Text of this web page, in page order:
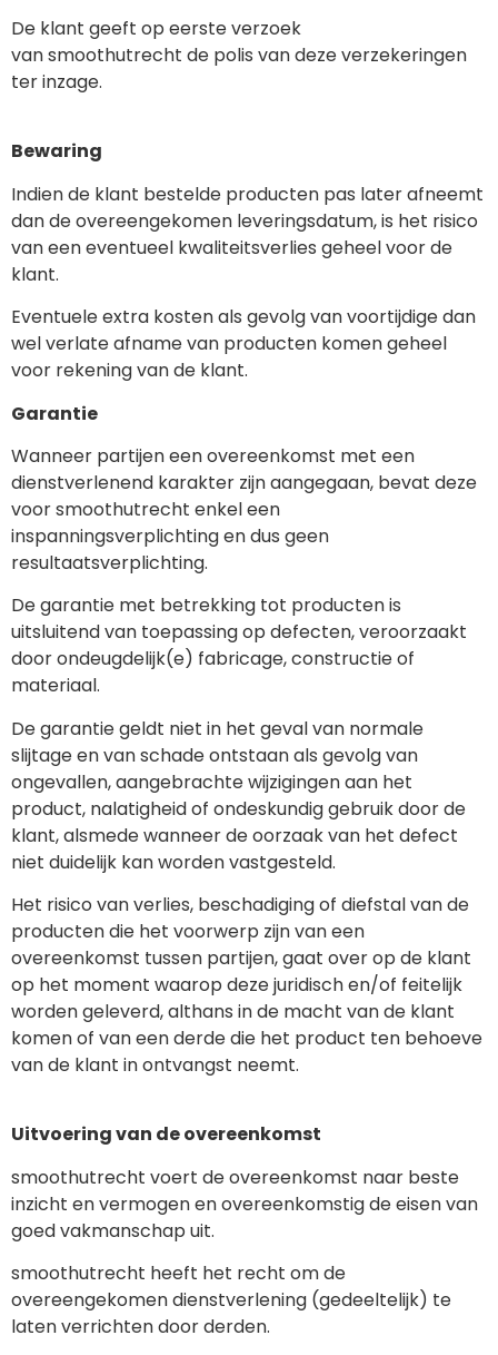
De klant geeft op eerste verzoek
van smoothutrecht de polis van deze verzekeringen
ter inzage.
Bewaring
Indien de klant bestelde producten pas later afneemt
dan de overeengekomen leveringsdatum, is het risico
van een eventueel kwaliteitsverlies geheel voor de
klant.
Eventuele extra kosten als gevolg van voortijdige dan
wel verlate afname van producten komen geheel
voor rekening van de klant.
Garantie
Wanneer partijen een overeenkomst met een
dienstverlenend karakter zijn aangegaan, bevat deze
voor smoothutrecht enkel een
inspanningsverplichting en dus geen
resultaatsverplichting.
De garantie met betrekking tot producten is
uitsluitend van toepassing op defecten, veroorzaakt
door ondeugdelijk(e) fabricage, constructie of
materiaal.
De garantie geldt niet in het geval van normale
slijtage en van schade ontstaan als gevolg van
ongevallen, aangebrachte wijzigingen aan het
product, nalatigheid of ondeskundig gebruik door de
klant, alsmede wanneer de oorzaak van het defect
niet duidelijk kan worden vastgesteld.
Het risico van verlies, beschadiging of diefstal van de
producten die het voorwerp zijn van een
overeenkomst tussen partijen, gaat over op de klant
op het moment waarop deze juridisch en/of feitelijk
worden geleverd, althans in de macht van de klant
komen of van een derde die het product ten behoeve
van de klant in ontvangst neemt.
Uitvoering van de overeenkomst
smoothutrecht voert de overeenkomst naar beste
inzicht en vermogen en overeenkomstig de eisen van
goed vakmanschap uit.
smoothutrecht heeft het recht om de
overeengekomen dienstverlening (gedeeltelijk) te
laten verrichten door derden.